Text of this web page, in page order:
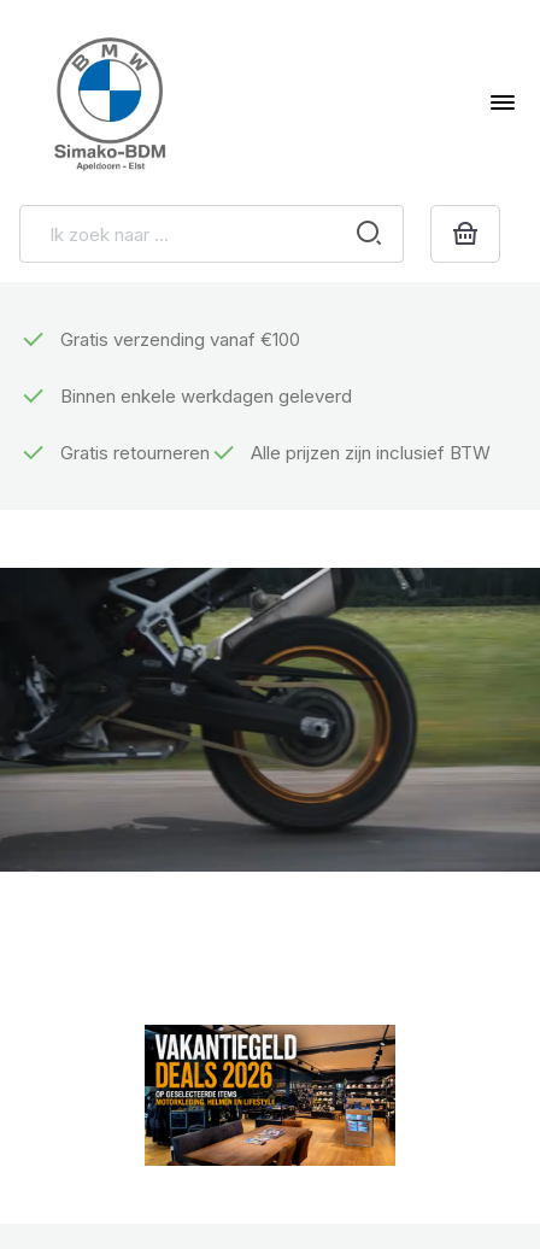
Gratis verzending vanaf €100
Binnen enkele werkdagen geleverd
Gratis retourneren Alle prijzen zijn inclusief BTW